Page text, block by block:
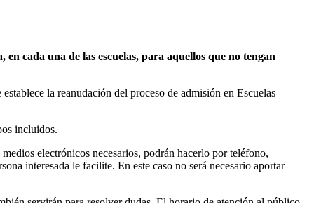
cada una de las escuelas, para aquellos que no tengan
la reanudación del proceso de admisión en Escuelas
incluidos.
electrónicos necesarios, podrán hacerlo por teléfono,
interesada le facilite. En este caso no será necesario aportar